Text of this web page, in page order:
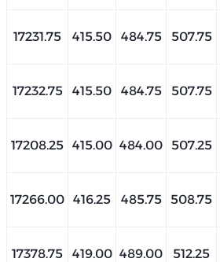
507.75
484.75
415.50
17231.75
507.75
484.75
415.50
17232.75
507.25
484.00
415.00
17208.25
508.75
485.75
416.25
17266.00
512.25
489.00
419.00
17378.75